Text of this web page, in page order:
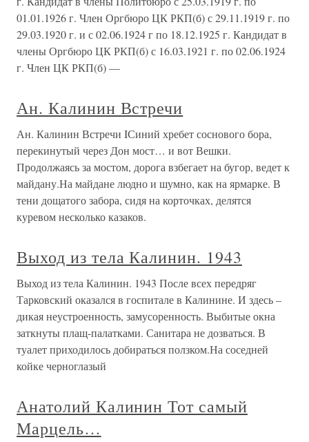
01.01.1926 г. Член Оргбюро ЦК РКП(б) с 29.11.1919 г. по
29.03.1920 г. и с 02.06.1924 г по 18.12.1925 г. Кандидат в
члены Оргбюро ЦК РКП(б) с 16.03.1921 г. по 02.06.1924
г. Член ЦК РКП(б) —
Ан. Калинин Встречи
Ан. Калинин Встречи IСиний хребет соснового бора,
перекинутый через Дон мост… и вот Вешки.
Продолжаясь за мостом, дорога взбегает на бугор, ведет к
майдану.На майдане людно и шумно, как на ярмарке. В
тени дощатого забора, сидя на корточках, делятся
куревом несколько казаков.
Выход из тела Калинин. 1943
Выход из тела Калинин. 1943 После всех передряг
Тарковский оказался в госпитале в Калинине. И здесь –
дикая неустроенность, замусоренность. Выбитые окна
заткнуты плащ-палатками. Санитара не дозваться. В
туалет приходилось добираться ползком.На соседней
койке черноглазый
Анатолий Калинин Тот самый
Марцель…